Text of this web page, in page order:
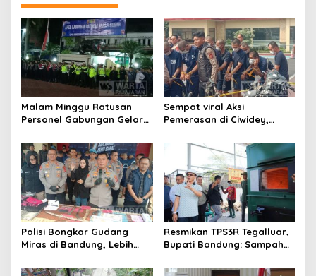
Malam Minggu Ratusan
Personel Gabungan Gelar
Besar Kabupaten Bandung
Sempat viral Aksi
Pemerasan di Ciwidey,
Pelaku
Polisi Bongkar Gudang
Miras di Bandung, Lebih
Resmikan TPS3R Tegalluar,
Bupati Bandung: Sampah
Pemerintah